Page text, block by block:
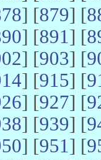
] [879] [
] [891] [
] [903] [
] [915] [
] [927] [
] [939] [
] [951] [